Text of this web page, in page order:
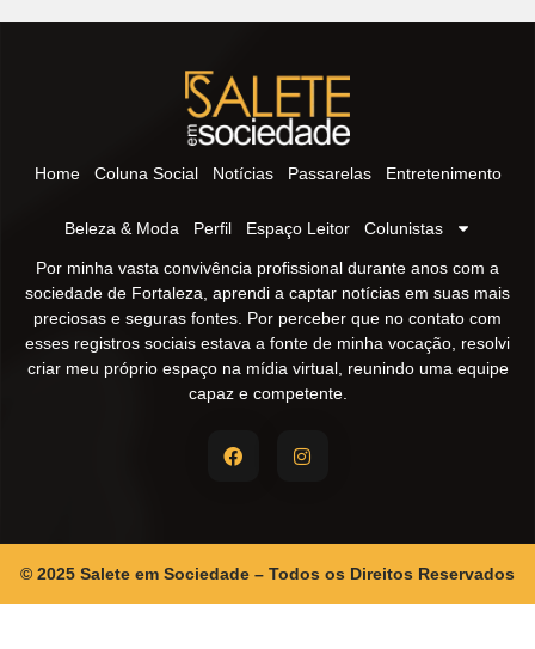
Home Coluna Social Notícias Passarelas Entretenimento
Beleza & Moda Perfil Espaço Leitor Colunistas
Por minha vasta convivência profissional durante anos com a
sociedade de Fortaleza, aprendi a captar notícias em suas mais
preciosas e seguras fontes. Por perceber que no contato com
esses registros sociais estava a fonte de minha vocação, resolvi
criar meu próprio espaço na mídia virtual, reunindo uma equipe
capaz e competente.
© 2025 Salete em Sociedade – Todos os Direitos Reservados